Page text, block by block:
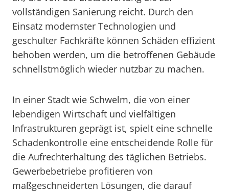
vollständigen Sanierung reicht. Durch den
Einsatz modernster Technologien und
geschulter Fachkräfte können Schäden effizient
behoben werden, um die betroffenen Gebäude
schnellstmöglich wieder nutzbar zu machen.
In einer Stadt wie Schwelm, die von einer
lebendigen Wirtschaft und vielfältigen
Infrastrukturen geprägt ist, spielt eine schnelle
Schadenkontrolle eine entscheidende Rolle für
die Aufrechterhaltung des täglichen Betriebs.
Gewerbebetriebe profitieren von
maßgeschneiderten Lösungen, die darauf